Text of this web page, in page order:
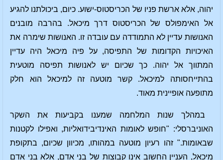
יהוה, אלא ארשת פניו של הכריסטוס-ישוע. כיום, ביכולתנו להגיע
אל האימפולס של הכריסטוס דרך מיכאל. בהרבה מובנים
האנושות עדיין לא התמודדה עם עובדה זו. האנושות שימרה את
האיכויות הקדומות של התפיסה, על פיה מיכאל היה עדיין
המתווך אל יהוה. כך שכיום יש לאנושות תפיסה מוטעית
בהתייחסותה למיכאל. קשר מוטעה זה למיכאל הוא חלק
מתופעה אופיינית מאוד.
במהלך שנות המלחמה שמענו בקביעות את השקר
האוניברסלי: "חופש לאומות האינדיבידואליות, ואפילו לקטנות
שבאומות." זהו רעיון מוטעה במהותו, מכיוון שכיום, בתקופת
מיכאל, העניין החשוב אינו קבוצות של בני אדם, אלא בני אדם